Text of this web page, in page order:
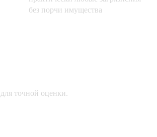
без порчи имущества
точной оценки.